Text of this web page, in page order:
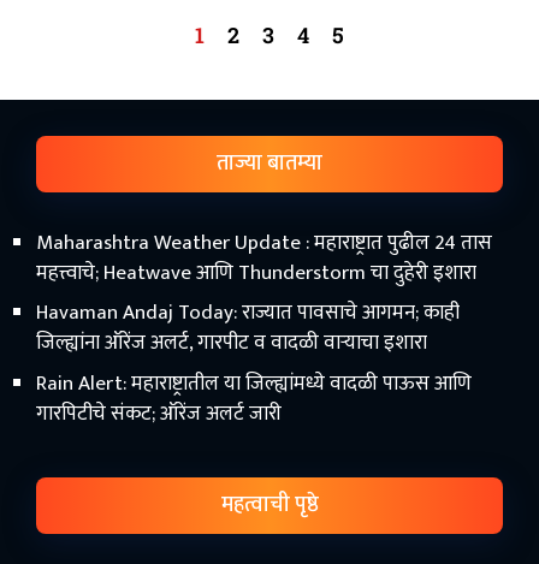
1 2 3 4 5
ताज्या बातम्या
Maharashtra Weather Update : महाराष्ट्रात पुढील 24 तास
महत्त्वाचे; Heatwave आणि Thunderstorm चा दुहेरी इशारा
Havaman Andaj Today: राज्यात पावसाचे आगमन; काही
जिल्ह्यांना ऑरेंज अलर्ट, गारपीट व वादळी वाऱ्याचा इशारा
Rain Alert: महाराष्ट्रातील या जिल्ह्यांमध्ये वादळी पाऊस आणि
गारपिटीचे संकट; ऑरेंज अलर्ट जारी
महत्वाची पृष्ठे